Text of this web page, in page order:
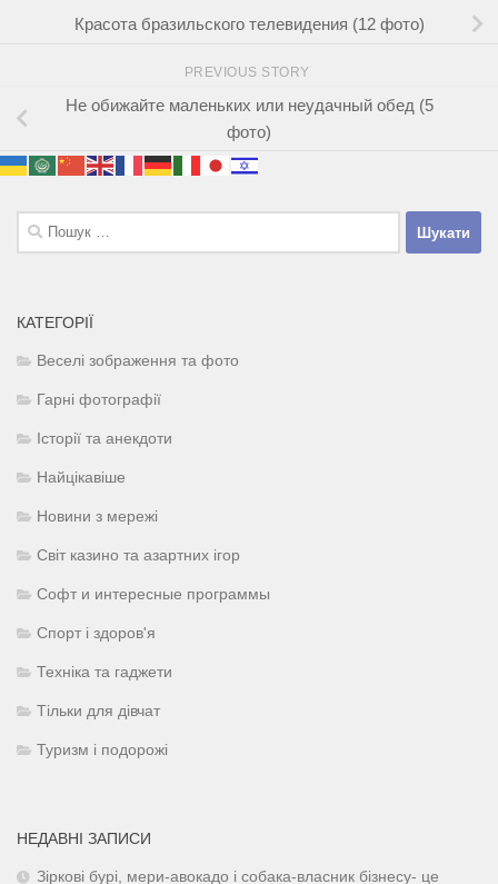
Красота бразильского телевидения (12 фото)
PREVIOUS STORY
Не обижайте маленьких или неудачный обед (5
фото)
Пошук:
КАТЕГОРІЇ
Веселі зображення та фото
Гарні фотографії
Історії та анекдоти
Найцікавіше
Новини з мережі
Світ казино та азартних ігор
Софт и интересные программы
Спорт і здоров'я
Техніка та гаджети
Тільки для дівчат
Туризм і подорожі
НЕДАВНІ ЗАПИСИ
Зіркові бурі, мери-авокадо і собака-власник бізнесу- це